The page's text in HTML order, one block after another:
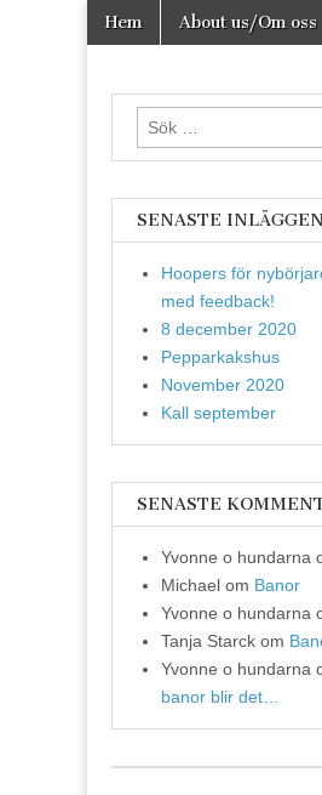
Agilitydomaren
Main
menu
Skip
Hem About us/Om oss
Sök
efter:
SENASTE INLÄGGEN
Hoopers för
med feedback!
8 december 2020
Pepparkakshus
November 2020
Kall september
SENASTE
Yvonne o hundarna
Michael om Banor
Yvonne o hundarna
Tanja Starck om
Yvonne o hundarna
banor blir det…